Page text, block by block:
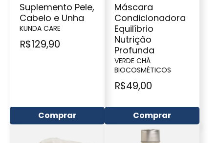
Suplemento Pele,
Cabelo e Unha
KUNDA CARE
R$129,90
Comprar
Máscara
Condicionadora
Equilíbrio
Nutrição
Profunda
VERDE CHÁ
BIOCOSMÉTICOS
R$49,00
Comprar